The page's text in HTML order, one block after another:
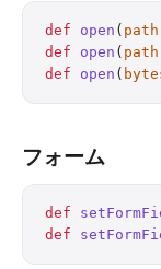
def open ( path
def open ( path
def open (
フォーム
def
def